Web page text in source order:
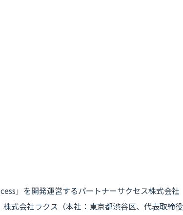
」を開発運営するパートナーサクセス株式会社
式会社ラクス（本社：東京都渋谷区、代表取締役